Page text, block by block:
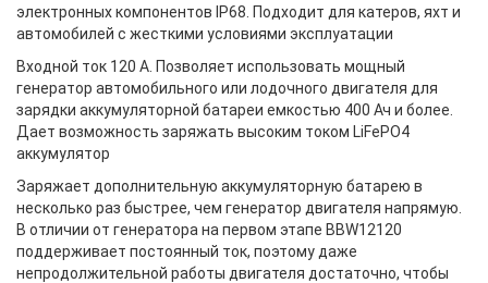
электронных компонентов IP68. Подходит для катеров, яхт и
автомобилей с жесткими условиями эксплуатации
Входной ток 120 А. Позволяет использовать мощный
генератор автомобильного или лодочного двигателя для
зарядки аккумуляторной батареи емкостью 400 Ач и более.
Дает возможность заряжать высоким током LiFePO4
аккумулятор
Заряжает дополнительную аккумуляторную батарею в
несколько раз быстрее, чем генератор двигателя напрямую.
В отличии от генератора на первом этапе BBW12120
поддерживает постоянный ток, поэтому даже
непродолжительной работы двигателя достаточно, чтобы